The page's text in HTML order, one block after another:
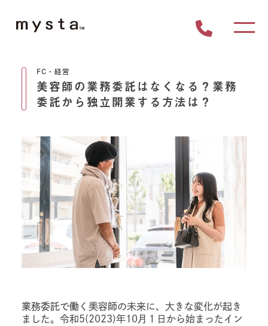
FC・経営
美容師の業務委託はなくなる？業務
委託から独立開業する方法は？
業務委託で働く美容師の未来に、大きな変化が起き
ました。令和5(2023)年10月１日から始まったイン